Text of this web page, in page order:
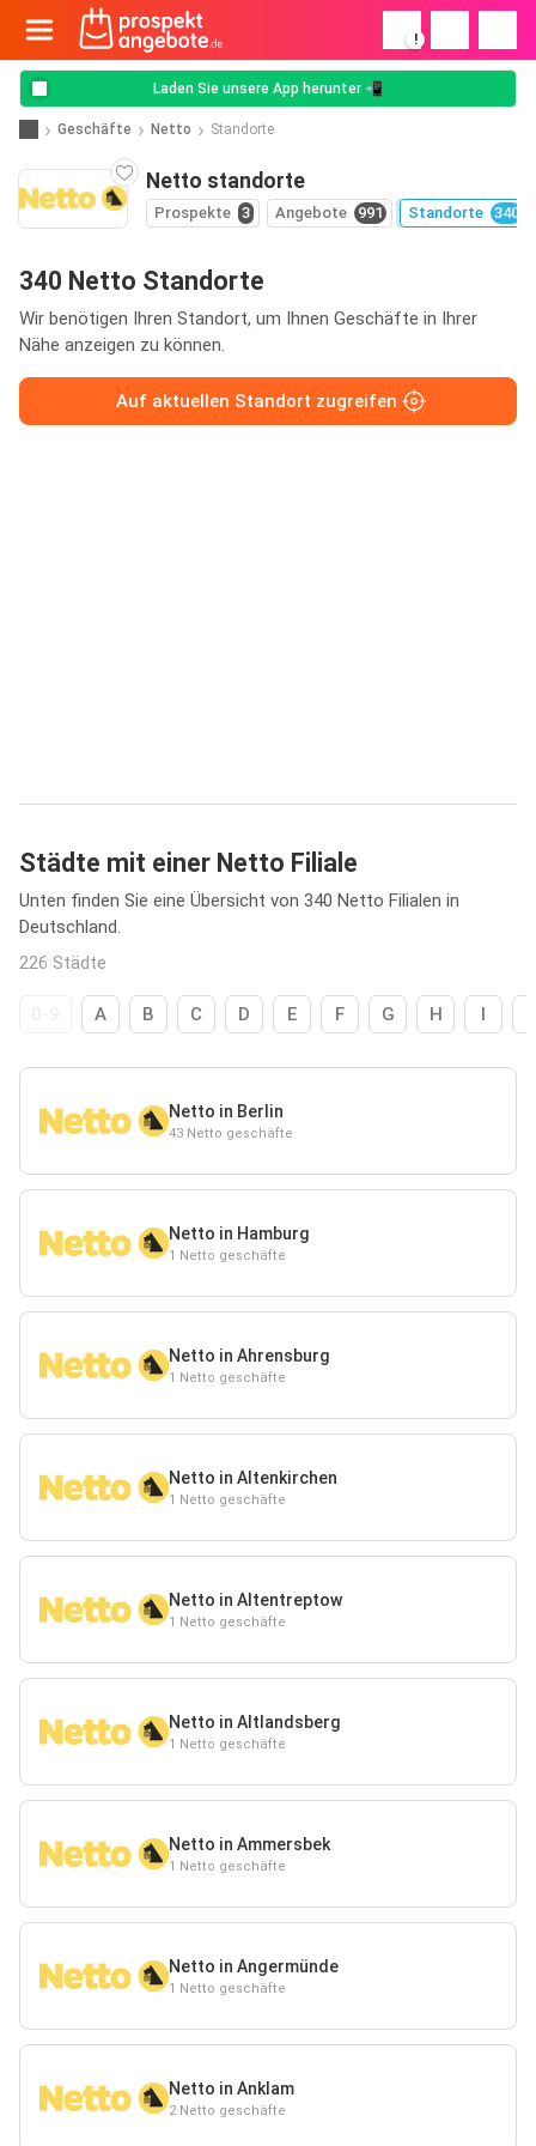
!
Laden Sie unsere App herunter 📲
Geschäfte Netto Standorte
Netto standorte
Prospekte 3 Angebote 991 Standorte 340
340 Netto Standorte
Wir benötigen Ihren Standort, um Ihnen Geschäfte in Ihrer
Nähe anzeigen zu können.
Auf aktuellen Standort zugreifen
Städte mit einer Netto Filiale
Unten finden Sie eine Übersicht von 340 Netto Filialen in
Deutschland.
226 Städte
A B C D E F G H I
Netto in Berlin
43 Netto geschäfte
Netto in Hamburg
1 Netto geschäfte
Netto in Ahrensburg
1 Netto geschäfte
Netto in Altenkirchen
1 Netto geschäfte
Netto in Altentreptow
1 Netto geschäfte
Netto in Altlandsberg
1 Netto geschäfte
Netto in Ammersbek
1 Netto geschäfte
Netto in Angermünde
1 Netto geschäfte
Netto in Anklam
2 Netto geschäfte